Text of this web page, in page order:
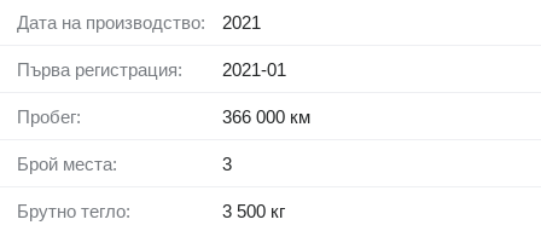
Дата на производство: 2021
Първа регистрация: 2021-01
Пробег: 366 000 км
Брой места: 3
Брутно тегло: 3 500 кг